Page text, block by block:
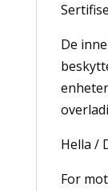
antall
De
Hella /
For